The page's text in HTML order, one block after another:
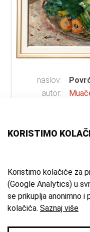
naslov:
autor:
tehnika:
ulje
vrijeme
izrade:
1951.
zbirka:
KORISTIMO
Koristimo kolačiće za
(Google Analytics) u
se prikuplja anonimno
kolačića. Saznaj više